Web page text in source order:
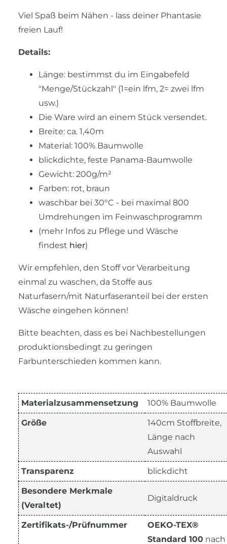
Viel Spaß beim Nähen - lass deiner Phantasie
freien Lauf!
Details:
Länge: bestimmst du im Eingabefeld
"Menge/Stückzahl" (1=ein lfm, 2= zwei lfm
usw.)
Die Ware wird an einem Stück versendet.
Breite: ca. 1,40m
Material: 100% Baumwolle
blickdichte, feste Panama-Baumwolle
Gewicht: 200g/m²
Farben: rot, braun
waschbar bei 30°C - bei maximal 800
Umdrehungen im Feinwaschprogramm
(mehr Infos zu Pflege und Wäsche
findest hier)
Wir empfehlen, den Stoff vor Verarbeitung
einmal zu waschen, da Stoffe aus
Naturfasern/mit Naturfaseranteil bei der ersten
Wäsche eingehen können!
Bitte beachten, dass es bei Nachbestellungen
produktionsbedingt zu geringen
Farbunterschieden kommen kann.
Materialzusammensetzung 100% Baumwolle
Größe
140cm Stoffbreite,
Länge nach
Auswahl
Transparenz blickdicht
Besondere Merkmale
(Veraltet)
Digitaldruck
Zertifikats-/Prüfnummer
OEKO-TEX®
Standard 100 nach